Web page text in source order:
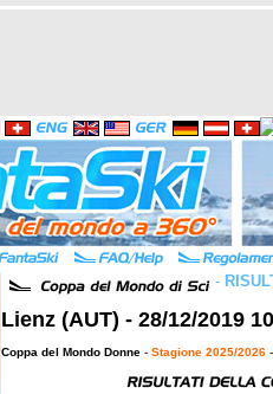
-
Lienz (AUT) - 28/12/2019
Coppa del Mondo Donne - Stagione 2025/2026